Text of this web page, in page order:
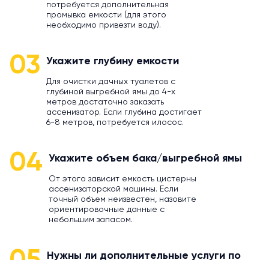
потребуется дополнительная
промывка емкости (для этого
необходимо привезти воду).
03 Укажите глубину емкости
Для очистки дачных туалетов с
глубиной выгребной ямы до 4-х
метров достаточно заказать
ассенизатор. Если глубина достигает
6-8 метров, потребуется илосос.
04 Укажите объем бака/выгребной ямы
От этого зависит емкость цистерны
ассенизаторской машины. Если
точный объем неизвестен, назовите
ориентировочные данные с
небольшим запасом.
Нужны ли дополнительные услуги по